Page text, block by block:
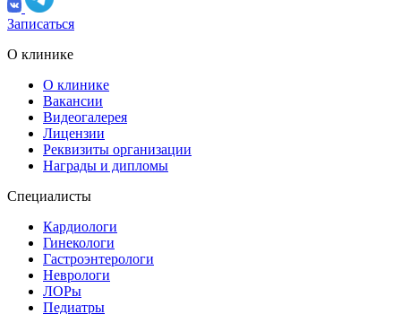
Записаться
О клинике
О клинике
Вакансии
Видеогалерея
Лицензии
Реквизиты организации
Награды и дипломы
Специалисты
Кардиологи
Гинекологи
Гастроэнтерологи
Неврологи
ЛОРы
Педиатры